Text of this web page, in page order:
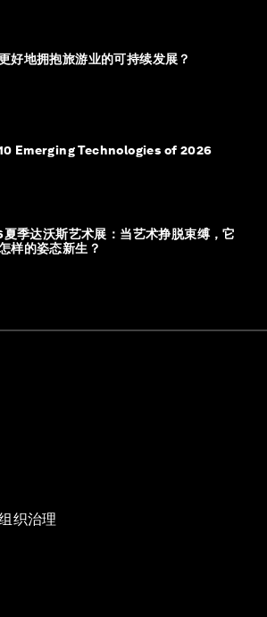
好地拥抱旅游业的可持续发展？
Emerging Technologies of 2026
季达沃斯艺术展：当艺术挣脱束缚，它
样的姿态新生？
织治理